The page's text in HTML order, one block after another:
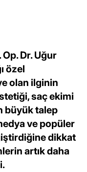
Dr. Uğur
özel
olan ilginin
saç ekimi
büyük talep
ve popüler
dikkat
artık daha